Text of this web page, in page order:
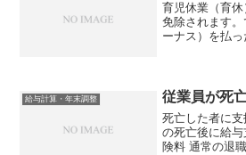
育児休業（育
免除されます
ーナス）を払
支払われた賞
給与計算・年末調整 従業員が死
死亡した者に
の死亡後に給
険料 通常の退